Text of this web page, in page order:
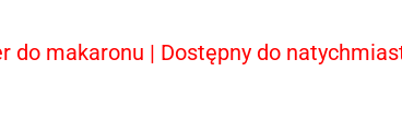
do makaronu | Dostępny do